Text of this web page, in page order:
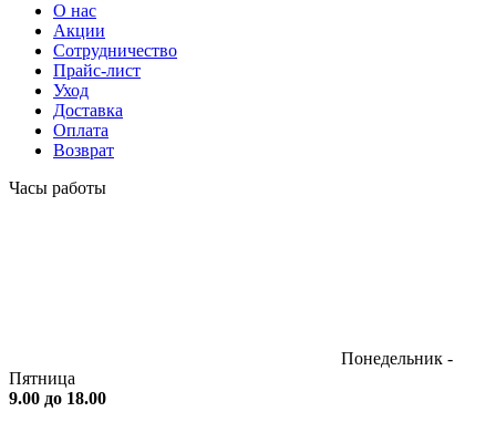
О нас
Акции
Сотрудничество
Прайс-лист
Уход
Доставка
Оплата
Возврат
Часы работы
Понедельник -
Пятница
9.00 до 18.00